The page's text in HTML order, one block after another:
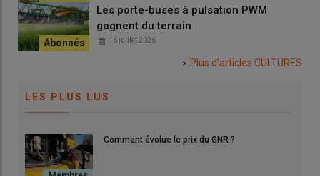
Les porte-buses à pulsation PWM
gagnent du terrain
16 juillet 2026
Plus d'articles CULTURES
LES PLUS LUS
Comment évolue le prix du GNR ?